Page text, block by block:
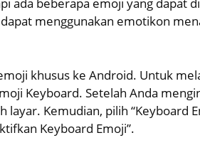
ada beberapa emoji yang dapat
menggunakan emotikon
khusus ke Android. Untuk
Keyboard. Setelah Anda
layar. Kemudian, pilih “Keyboard
Keyboard Emoji”.